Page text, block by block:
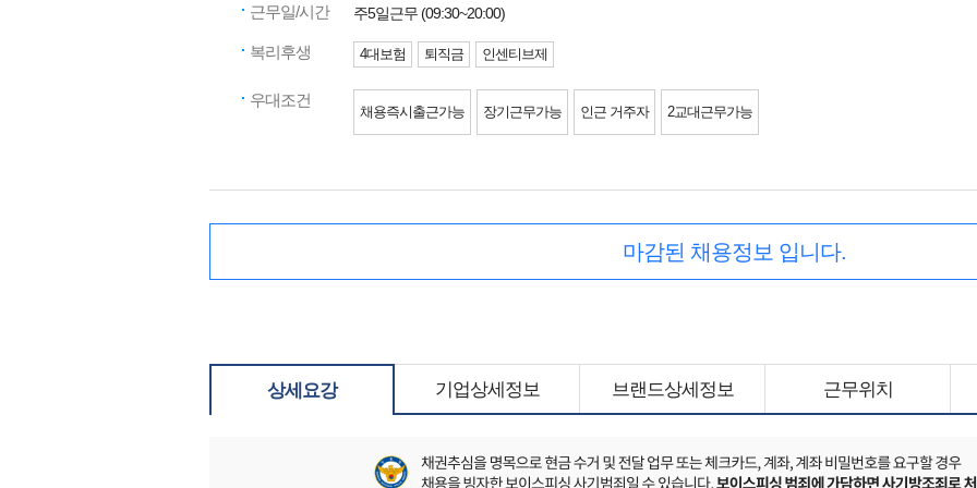
근무일/시간 주5일근무 (09:30~20:00)
복리후생 4대보험 퇴직금 인센티브제
우대조건
채용즉시출근가능 장기근무가능 인근 거주자 2교대근무가능
마감된 채용정보 입니다.
상세요강 기업상세정보 브랜드상세정보 근무위치